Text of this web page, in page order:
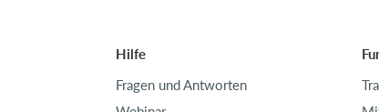
Hilfe
Fragen und Antworten